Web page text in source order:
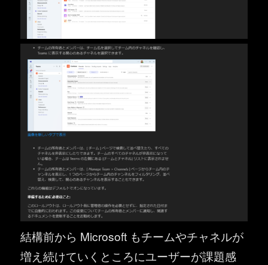
結構前から Microsoft もチームやチャネルが
増え続けていくところにユーザーが課題感